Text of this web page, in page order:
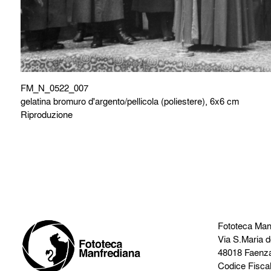
FM_N_0522_007
gelatina bromuro d'argento/pellicola (poliestere), 6x6 cm
Riproduzione
Fototeca
Via S.Maria
48018
Codice